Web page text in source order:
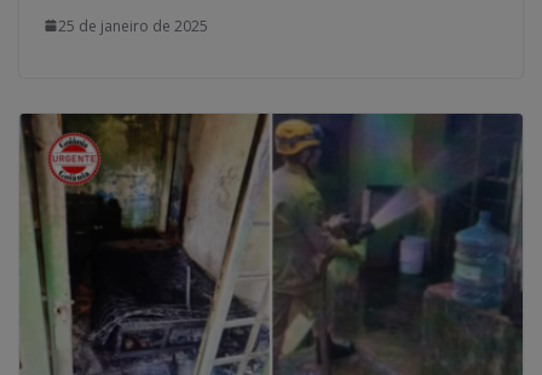
25 de janeiro de 2025